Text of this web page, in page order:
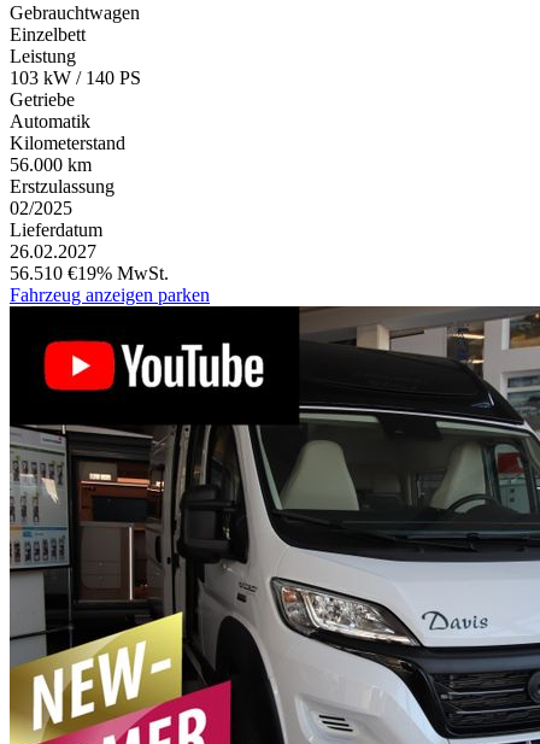
Gebrauchtwagen
Einzelbett
Leistung
103 kW / 140 PS
Getriebe
Automatik
Kilometerstand
56.000 km
Erstzulassung
02/2025
Lieferdatum
26.02.2027
56.510 €19% MwSt.
Fahrzeug anzeigen parken